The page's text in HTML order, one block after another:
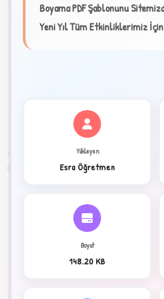
Boyama PDF Şablonunu
Yeni Yıl Tüm Etkinliklerimiz İçin
Yükleyen
Esra Öğretmen
Boyut
148.20 KB